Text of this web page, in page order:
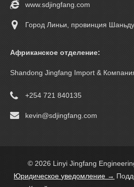
www.sdjingfang.com
Город Линьи, провинция
Африканское отделение:
Shandong Jingfang Import &
+254 721 840135
kevin@sdjingfang.com
© 2026 Linyi Jingfang
Юридическое уведомление →